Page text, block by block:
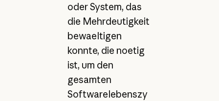
oder System, das
die Mehrdeutigkeit
bewaeltigen
konnte, die noetig
ist, um den
gesamten
Softwarelebenszy